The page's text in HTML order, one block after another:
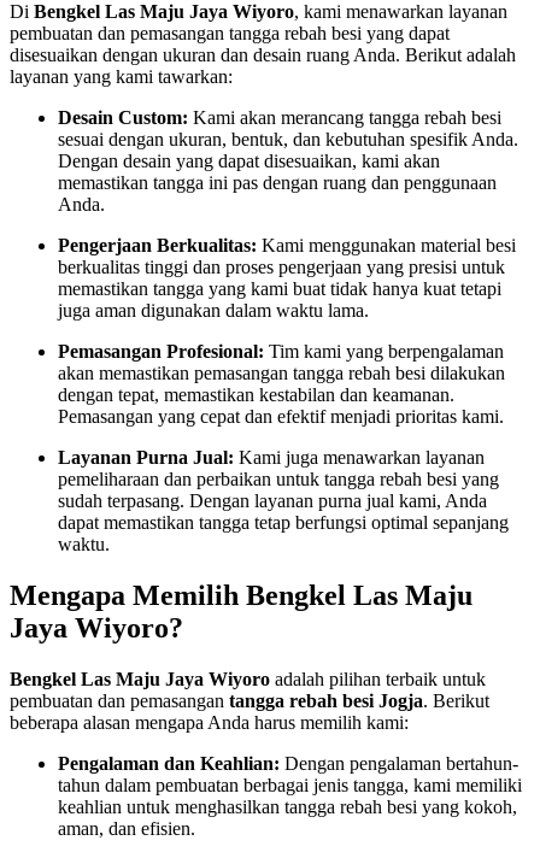
Di Bengkel Las Maju Jaya Wiyoro, kami menawarkan layanan
pembuatan dan pemasangan tangga rebah besi yang dapat
disesuaikan dengan ukuran dan desain ruang Anda. Berikut adalah
layanan yang kami tawarkan:
Desain Custom: Kami akan merancang tangga rebah besi
sesuai dengan ukuran, bentuk, dan kebutuhan spesifik Anda.
Dengan desain yang dapat disesuaikan, kami akan
memastikan tangga ini pas dengan ruang dan penggunaan
Anda.
Pengerjaan Berkualitas: Kami menggunakan material besi
berkualitas tinggi dan proses pengerjaan yang presisi untuk
memastikan tangga yang kami buat tidak hanya kuat tetapi
juga aman digunakan dalam waktu lama.
Pemasangan Profesional: Tim kami yang berpengalaman
akan memastikan pemasangan tangga rebah besi dilakukan
dengan tepat, memastikan kestabilan dan keamanan.
Pemasangan yang cepat dan efektif menjadi prioritas kami.
Layanan Purna Jual: Kami juga menawarkan layanan
pemeliharaan dan perbaikan untuk tangga rebah besi yang
sudah terpasang. Dengan layanan purna jual kami, Anda
dapat memastikan tangga tetap berfungsi optimal sepanjang
waktu.
Mengapa Memilih Bengkel Las Maju
Jaya Wiyoro?
Bengkel Las Maju Jaya Wiyoro adalah pilihan terbaik untuk
pembuatan dan pemasangan tangga rebah besi Jogja. Berikut
beberapa alasan mengapa Anda harus memilih kami:
Pengalaman dan Keahlian: Dengan pengalaman bertahun-
tahun dalam pembuatan berbagai jenis tangga, kami memiliki
keahlian untuk menghasilkan tangga rebah besi yang kokoh,
aman, dan efisien.